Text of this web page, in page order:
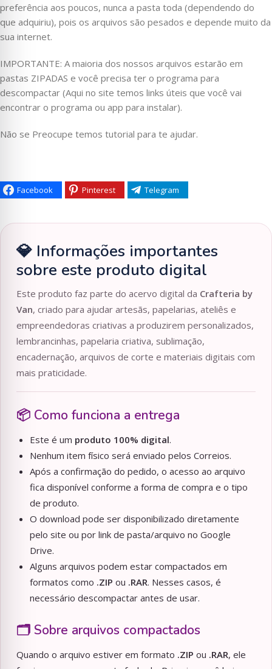
preferência aos poucos, nunca a pasta toda (dependendo do
que adquiriu), pois os arquivos são pesados e depende muito da
sua internet.
IMPORTANTE: A maioria dos nossos arquivos estarão em
pastas ZIPADAS e você precisa ter o programa para
descompactar (Aqui no site temos links úteis que você vai
encontrar o programa ou app para instalar).
Não se Preocupe temos tutorial para te ajudar.
Facebook Pinterest Telegram
💎 Informações importantes
sobre este produto digital
Este produto faz parte do acervo digital da Crafteria by
Van, criado para ajudar artesãs, papelarias, ateliês e
empreendedoras criativas a produzirem personalizados,
lembrancinhas, papelaria criativa, sublimação,
encadernação, arquivos de corte e materiais digitais com
mais praticidade.
📦 Como funciona a entrega
Este é um produto 100% digital.
Nenhum item físico será enviado pelos Correios.
Após a confirmação do pedido, o acesso ao arquivo
fica disponível conforme a forma de compra e o tipo
de produto.
O download pode ser disponibilizado diretamente
pelo site ou por link de pasta/arquivo no Google
Drive.
Alguns arquivos podem estar compactados em
formatos como .ZIP ou .RAR. Nesses casos, é
necessário descompactar antes de usar.
🗂️ Sobre arquivos compactados
Quando o arquivo estiver em formato .ZIP ou .RAR, ele